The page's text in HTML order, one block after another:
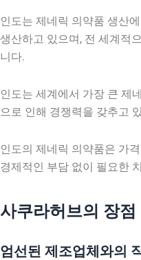
인도는 제네릭 의약품 생산
생산하고 있으며, 전 세계적
니다.
인도는 세계에서 가장 큰 제
으로 인해 경쟁력을 갖추고
인도의 제네릭 의약품은 가
경제적인 부담 없이 필요한
사쿠라허브의 장점
엄선된 제조업체와의